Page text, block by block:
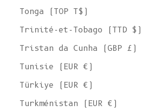
Tonga (TOP T$)
Trinité-et-Tobago (TTD $)
Tristan da Cunha (GBP £)
Tunisie (EUR €)
Türkiye (EUR €)
Turkménistan (EUR €)